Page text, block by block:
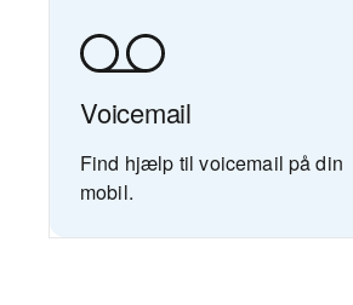
Voicemail
Find hjælp til voicemail på din
mobil.